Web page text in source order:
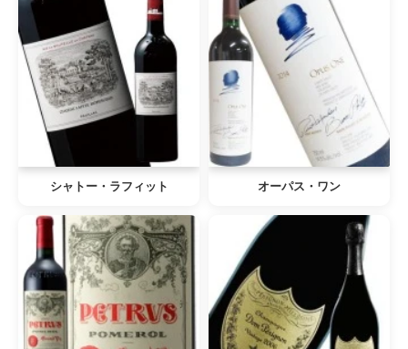
シャトー・ラフィット オーパス・ワン